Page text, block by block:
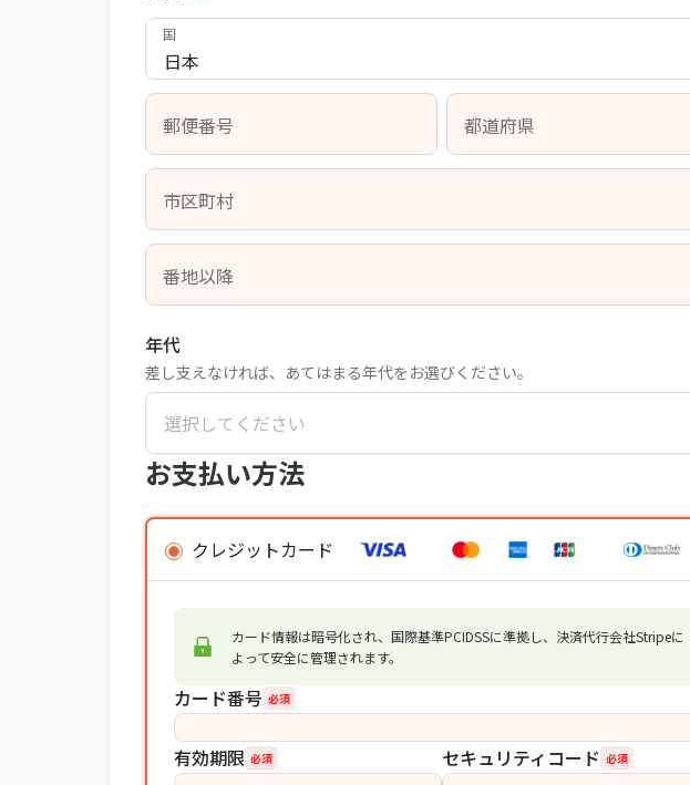
日本
国
郵便番号 都道府県
市区町村
番地以降
年代
差し支えなければ、あてはまる年代をお選びください。
選択してください
お支払い方法
クレジットカード
カード情報は暗号化され、国際基準PCIDSSに準拠し、決済代行会社Stripeに
よって安全に管理されます。
カード番号 必須
有効期限 必須 セキュリティコード 必須